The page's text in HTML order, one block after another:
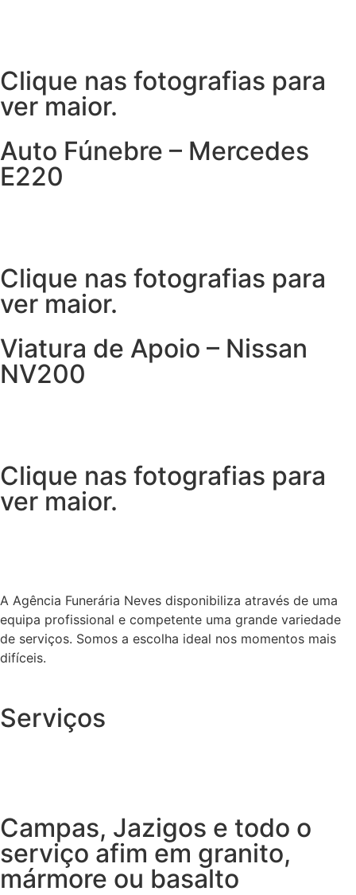
Clique nas fotografias para
ver maior.
Auto Fúnebre – Mercedes
E220
Clique nas fotografias para
ver maior.
Viatura de Apoio – Nissan
NV200
Clique nas fotografias para
ver maior.
A Agência Funerária Neves disponibiliza através de uma
equipa profissional e competente uma grande variedade
de serviços. Somos a escolha ideal nos momentos mais
difíceis.
Serviços
Campas, Jazigos e todo o
serviço afim em granito,
mármore ou basalto